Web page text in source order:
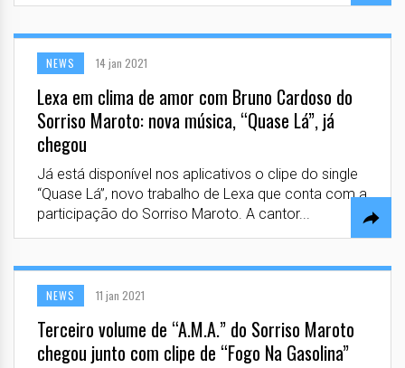
NEWS 14 jan 2021
Lexa em clima de amor com Bruno Cardoso do
Sorriso Maroto: nova música, “Quase Lá”, já
chegou
Já está disponível nos aplicativos o clipe do single
“Quase Lá”, novo trabalho de Lexa que conta com a
participação do Sorriso Maroto. A cantor...
NEWS 11 jan 2021
Terceiro volume de “A.M.A.” do Sorriso Maroto
chegou junto com clipe de “Fogo Na Gasolina”